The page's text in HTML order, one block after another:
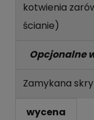
kotwienia
ścianie)
Opcjonalne
Zamykana
wycena